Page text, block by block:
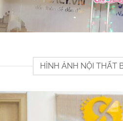
HÌNH ẢNH NỘI THẤT